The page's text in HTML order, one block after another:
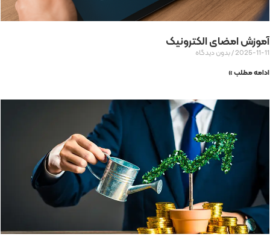
آموزش امضای الکترونیک
2025-11-11 بدون دیدگاه
ادامه مطلب »